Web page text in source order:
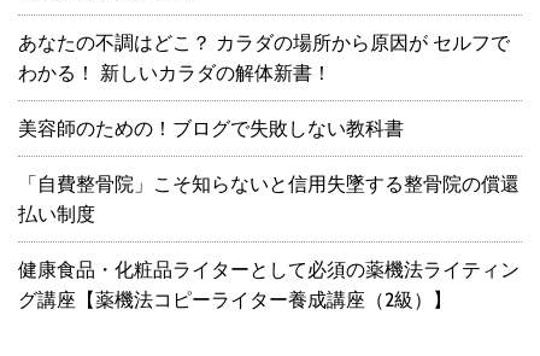
あなたの不調はどこ？ カラダの場所から原因が セルフで
わかる！ 新しいカラダの解体新書！
美容師のための！ブログで失敗しない教科書
「自費整骨院」こそ知らないと信用失墜する整骨院の償還
払い制度
健康食品・化粧品ライターとして必須の薬機法ライティン
グ講座【薬機法コピーライター養成講座（2級）】